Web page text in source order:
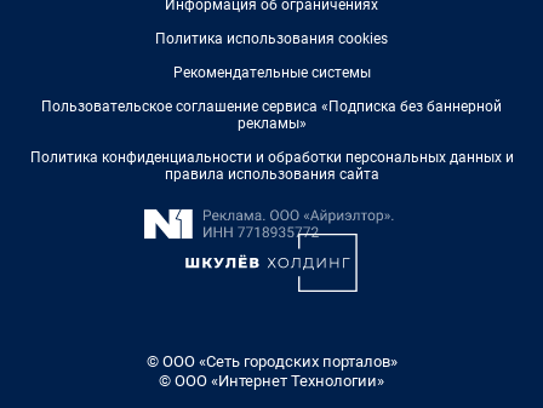
Информация об ограничениях
Политика использования cookies
Рекомендательные системы
Пользовательское соглашение сервиса «Подписка без баннерной
рекламы»
Политика конфиденциальности и обработки персональных данных и
правила использования сайта
© ООО «Сеть городских порталов»
© ООО «Интернет Технологии»